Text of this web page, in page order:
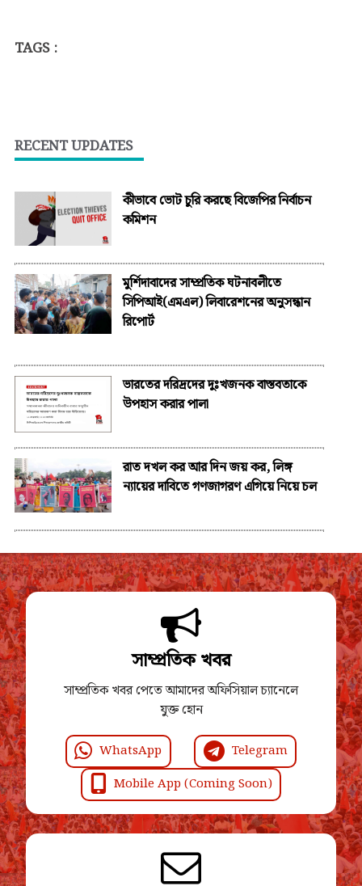
TAGS :
RECENT UPDATES
কীভাবে ভোট চুরি করছে বিজেপির নির্বাচন
কমিশন
মুর্শিদাবাদের সাম্প্রতিক ঘটনাবলীতে
সিপিআই(এমএল) লিবারেশনের অনুসন্ধান
রিপোর্ট
ভারতের দরিদ্রদের দুঃখজনক বাস্তবতাকে
উপহাস করার পালা
রাত দখল কর আর দিন জয় কর, লিঙ্গ
ন্যায়ের দাবিতে গণজাগরণ এগিয়ে নিয়ে চল
সাম্প্রতিক খবর
সাম্প্রতিক খবর পেতে আমাদের অফিসিয়াল চ্যানেলে
যুক্ত হোন
WhatsApp
Telegram
Mobile App (Coming Soon)